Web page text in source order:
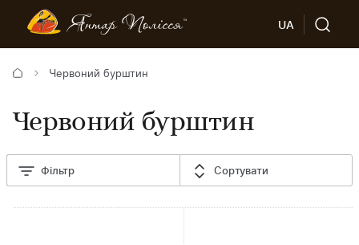
UA
Червоний бурштин
Червоний бурштин
Фільтр Сортувати